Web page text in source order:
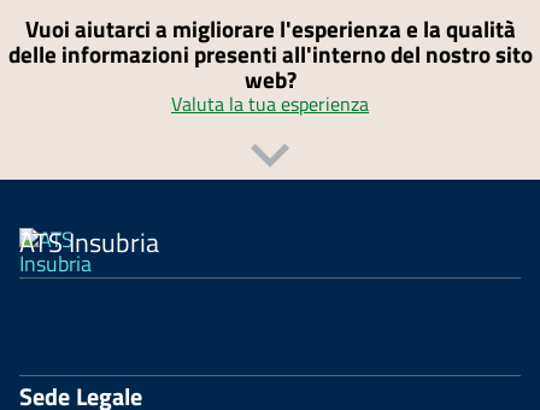
Vuoi aiutarci a migliorare l'esperienza e la qualità
delle informazioni presenti all'interno del nostro sito
web?
Valuta la tua esperienza
ATS Insubria
Sede Legale